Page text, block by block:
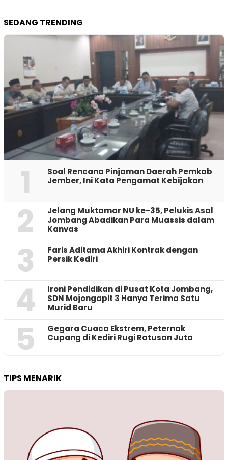
SEDANG TRENDING
1
‎Soal Rencana Pinjaman Daerah Pemkab
Jember, Ini Kata Pengamat Kebijakan ‎
2
Jelang Muktamar NU ke-35, Pelukis Asal
Jombang Abadikan Para Muassis dalam
Kanvas
3
Faris Aditama Akhiri Kontrak dengan
Persik Kediri
4
Ironi Pendidikan di Pusat Kota Jombang,
SDN Mojongapit 3 Hanya Terima Satu
Murid Baru
5
‎Gegara Cuaca Ekstrem, Peternak
Cupang di Kediri Rugi Ratusan Juta
TIPS MENARIK